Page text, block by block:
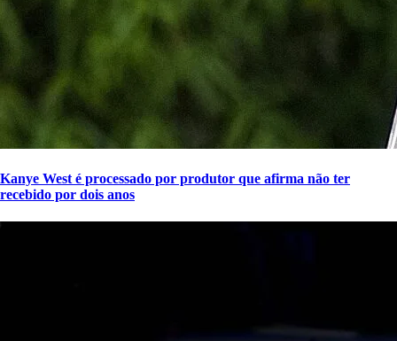
Kanye West é processado por produtor que afirma não ter
recebido por dois anos